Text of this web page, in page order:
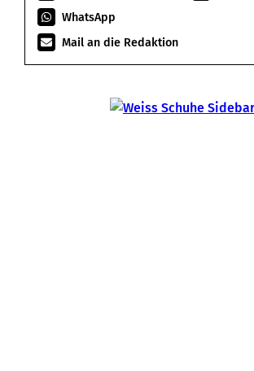
WhatsApp
Mail an die Redaktion